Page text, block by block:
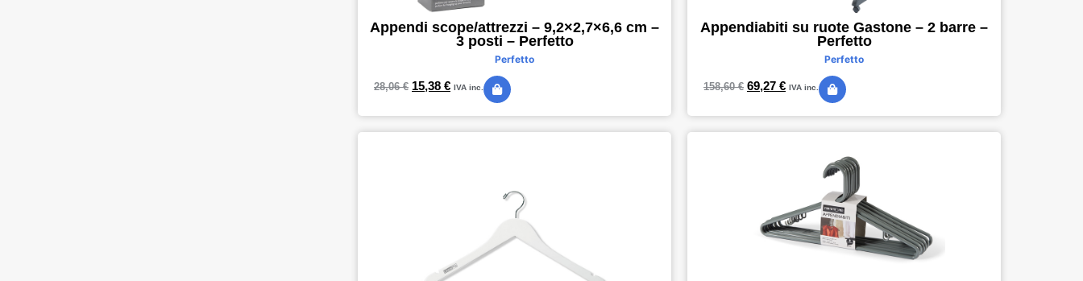
Appendi scope/attrezzi – 9,2×2,7×6,6 cm –
3 posti – Perfetto
Perfetto
28,06€ 15,38 € IVA inc.
Appendiabiti su ruote Gastone – 2 barre –
Perfetto
Perfetto
158,60€ 69,27 € IVA inc.